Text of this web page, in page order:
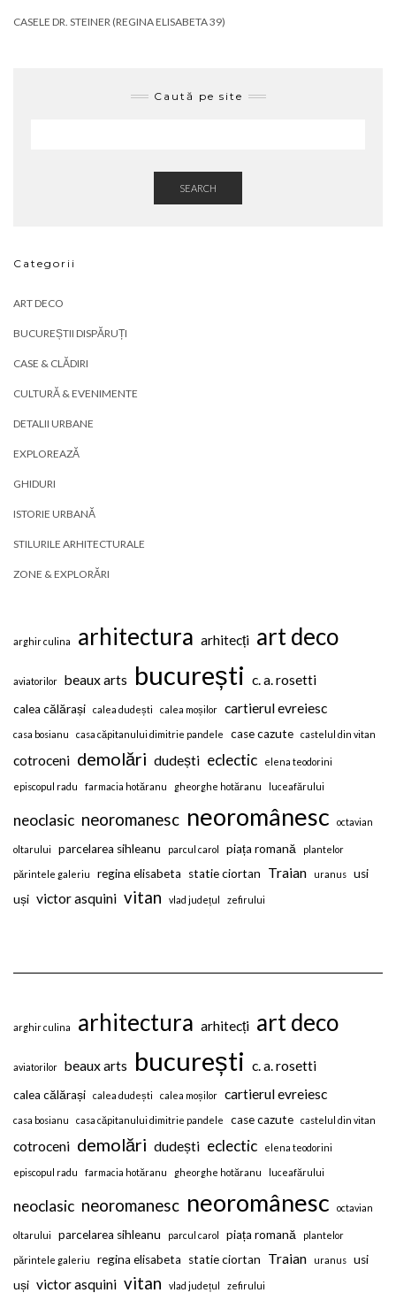
CASELE DR. STEINER (REGINA ELISABETA 39)
Caută pe site
SEARCH
Categorii
ART DECO
BUCUREȘTII DISPĂRUȚI
CASE & CLĂDIRI
CULTURĂ & EVENIMENTE
DETALII URBANE
EXPLOREAZĂ
GHIDURI
ISTORIE URBANĂ
STILURILE ARHITECTURALE
ZONE & EXPLORĂRI
arghir culina arhitectura arhitecți art deco
aviatorilor beaux arts bucurești c. a. rosetti
calea călărași calea dudești calea moșilor cartierul evreiesc
casa bosianu casa căpitanului dimitrie pandele case cazute castelul din vitan
cotroceni demolări dudești eclectic elena teodorini
episcopul radu farmacia hotăranu gheorghe hotăranu luceafărului
neoclasic neoromanesc neoromânesc octavian
oltarului parcelarea sihleanu parcul carol piața romană plantelor
părintele galeriu regina elisabeta statie ciortan Traian uranus
usi
uși victor asquini vitan vlad județul zefirului
arghir culina arhitectura arhitecți art deco
aviatorilor beaux arts bucurești c. a. rosetti
calea călărași calea dudești calea moșilor cartierul evreiesc
casa bosianu casa căpitanului dimitrie pandele case cazute castelul din vitan
cotroceni demolări dudești eclectic elena teodorini
episcopul radu farmacia hotăranu gheorghe hotăranu luceafărului
neoclasic neoromanesc neoromânesc octavian
oltarului parcelarea sihleanu parcul carol piața romană plantelor
părintele galeriu regina elisabeta statie ciortan Traian uranus
usi
uși victor asquini vitan vlad județul zefirului